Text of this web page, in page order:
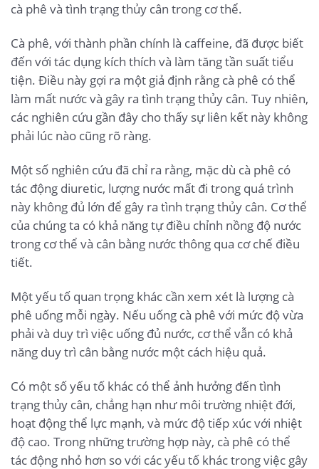
cà phê và tình trạng thủy cân trong cơ thể.
Cà phê, với thành phần chính là caffeine, đã được biết
đến với tác dụng kích thích và làm tăng tần suất tiểu
tiện. Điều này gợi ra một giả định rằng cà phê có thể
làm mất nước và gây ra tình trạng thủy cân. Tuy nhiên,
các nghiên cứu gần đây cho thấy sự liên kết này không
phải lúc nào cũng rõ ràng.
Một số nghiên cứu đã chỉ ra rằng, mặc dù cà phê có
tác động diuretic, lượng nước mất đi trong quá trình
này không đủ lớn để gây ra tình trạng thủy cân. Cơ thể
của chúng ta có khả năng tự điều chỉnh nồng độ nước
trong cơ thể và cân bằng nước thông qua cơ chế điều
tiết.
Một yếu tố quan trọng khác cần xem xét là lượng cà
phê uống mỗi ngày. Nếu uống cà phê với mức độ vừa
phải và duy trì việc uống đủ nước, cơ thể vẫn có khả
năng duy trì cân bằng nước một cách hiệu quả.
Có một số yếu tố khác có thể ảnh hưởng đến tình
trạng thủy cân, chẳng hạn như môi trường nhiệt đới,
hoạt động thể lực mạnh, và mức độ tiếp xúc với nhiệt
độ cao. Trong những trường hợp này, cà phê có thể
tác động nhỏ hơn so với các yếu tố khác trong việc gây